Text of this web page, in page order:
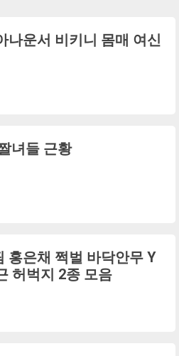
나운서 비키니 몸매 여신
녀들 근황
홍은채 쩍벌 바닥안무 Y
허벅지 2종 모음